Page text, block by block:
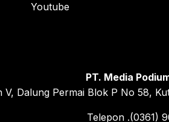
Youtube
PT. Media
V, Dalung Permai Blok P No 58,
Telepon .(0361)